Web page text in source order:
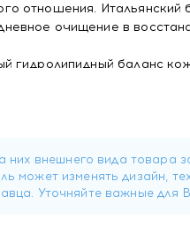
отношения. Итальянский
очищение в
гидролипидный баланс
невесомую
внутри. Этот тандем
не пересушивает и